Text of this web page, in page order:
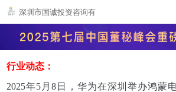
报告 人才猎聘
为你推荐
资鲸精选 | 127页PPT，读懂复
星、平安、腾讯、比亚迪、碧桂园
深圳市国诚投资咨询有
行业动态：
2025年5月8日，华为在深圳举办鸿蒙